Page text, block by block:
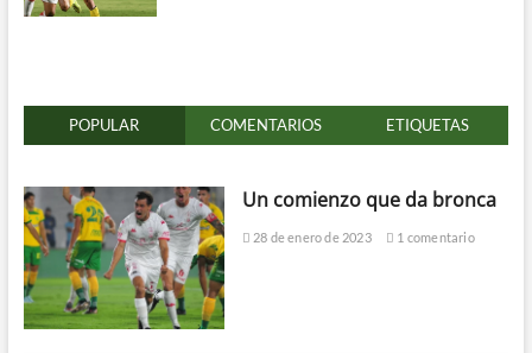
POPULAR COMENTARIOS ETIQUETAS
Un comienzo que da bronca
28 de enero de 2023 1 comentario